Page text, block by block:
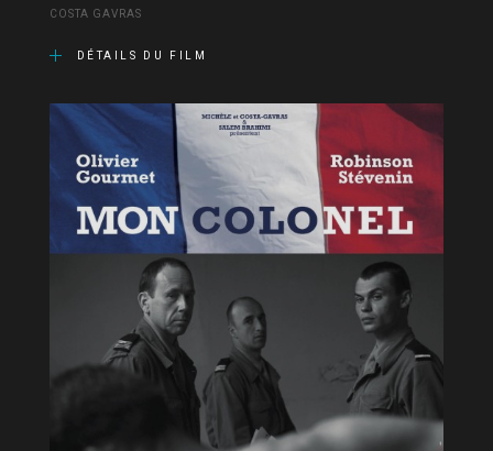
COSTA GAVRAS
DÉTAILS DU FILM